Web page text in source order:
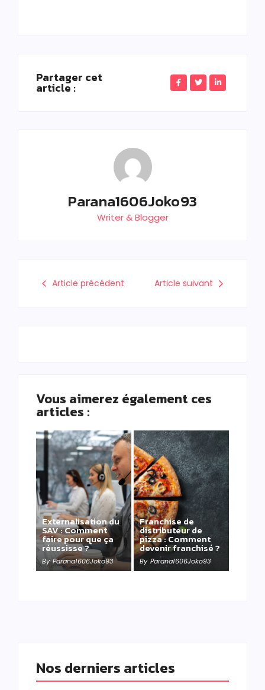
Partager cet
article :
Parana1606Joko93
Writer & Blogger
Article précédent Article suivant
Vous aimerez également ces
articles :
Externalisation du
SAV : Comment
faire pour que ça
réussisse ?
By Parana1606Joko93
Franchise de
distributeur de
pizza : Comment
devenir franchisé ?
By Parana1606Joko93
Nos derniers articles